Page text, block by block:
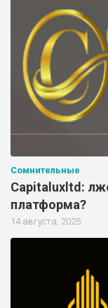
Сомнительные
Capitaluxltd:
платформа?
14 августа, 2025